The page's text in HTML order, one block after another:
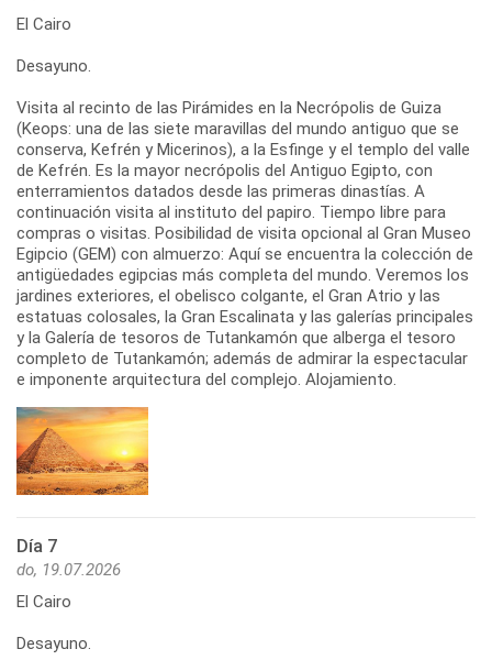
El Cairo
Desayuno.
Visita al recinto de las Pirámides en la Necrópolis de Guiza
(Keops: una de las siete maravillas del mundo antiguo que se
conserva, Kefrén y Micerinos), a la Esfinge y el templo del valle
de Kefrén. Es la mayor necrópolis del Antiguo Egipto, con
enterramientos datados desde las primeras dinastías. A
continuación visita al instituto del papiro. Tiempo libre para
compras o visitas. Posibilidad de visita opcional al Gran Museo
Egipcio (GEM) con almuerzo: Aquí se encuentra la colección de
antigüedades egipcias más completa del mundo. Veremos los
jardines exteriores, el obelisco colgante, el Gran Atrio y las
estatuas colosales, la Gran Escalinata y las galerías principales
y la Galería de tesoros de Tutankamón que alberga el tesoro
completo de Tutankamón; además de admirar la espectacular
e imponente arquitectura del complejo. Alojamiento.
Día 7
do, 19.07.2026
El Cairo
Desayuno.